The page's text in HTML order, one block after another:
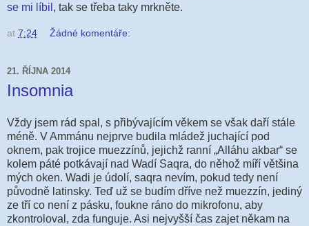
se mi líbil , tak se třeba taky mrkněte.
at 7:24 Žádné komentáře:
21. ŘÍJNA 2014
Insomnia
Vždy jsem rád spal, s přibývajícím věkem se však daří stále
méně. V Ammánu nejprve budila mládež juchající pod
oknem, pak trojice muezzínů, jejichž ranní „Alláhu akbar“ se
kolem páté potkávají nad Wadí Saqra, do něhož míří většina
mých oken. Wadi je údolí, saqra nevím, pokud tedy není
původně latinsky. Teď už se budím dříve než muezzín, jediný
ze tří co není z pásku, foukne ráno do mikrofonu, aby
zkontroloval, zda funguje. Asi nejvyšší čas zajet někam na